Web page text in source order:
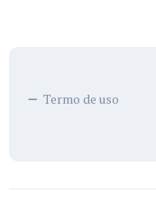
Termo de uso